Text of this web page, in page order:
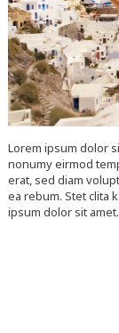
Lorem ipsum dolor
nonumy eirmod
erat, sed diam
ea rebum. Stet clita
ipsum dolor sit amet.